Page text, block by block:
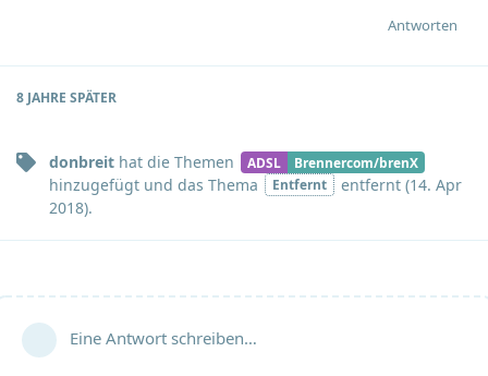
Antworten
8 JAHRE SPÄTER
donbreit hat die Themen ADSL Brennercom/brenX
hinzugefügt und das Thema Entfernt entfernt (14. Apr
2018).
Eine Antwort schreiben…